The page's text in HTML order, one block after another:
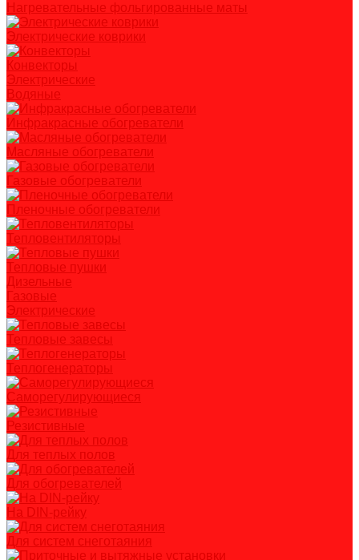
Нагревательные фольгированные маты
Электрические коврики
Конвекторы
Электрические
Водяные
Инфракрасные обогреватели
Масляные обогреватели
Газовые обогреватели
Пленочные обогреватели
Тепловентиляторы
Тепловые пушки
Дизельные
Газовые
Электрические
Тепловые завесы
Теплогенераторы
Саморегулирующиеся
Резистивные
Для теплых полов
Для обогревателей
На DIN-рейку
Для систем снеготаяния